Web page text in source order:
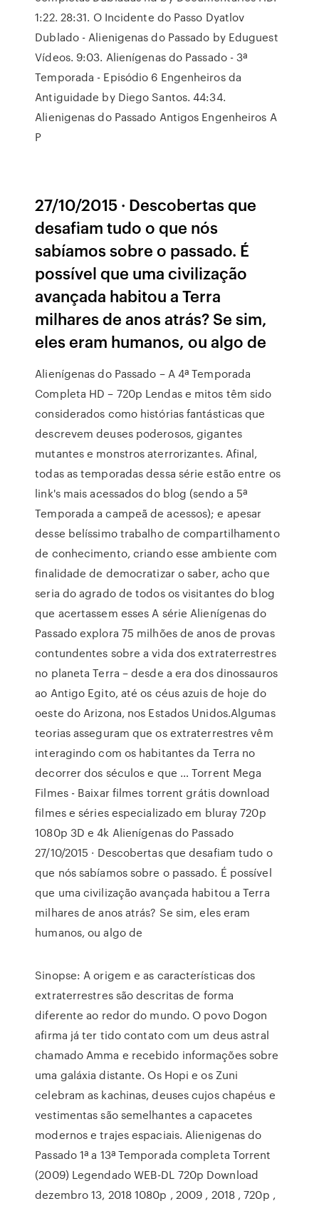
1:22. 28:31. O Incidente do Passo Dyatlov
Dublado - Alienigenas do Passado by Eduguest
Vídeos. 9:03. Alienígenas do Passado - 3ª
Temporada - Episódio 6 Engenheiros da
Antiguidade by Diego Santos. 44:34.
Alienigenas do Passado Antigos Engenheiros A
P
27/10/2015 · Descobertas que
desafiam tudo o que nós
sabíamos sobre o passado. É
possível que uma civilização
avançada habitou a Terra
milhares de anos atrás? Se sim,
eles eram humanos, ou algo de
Alienígenas do Passado – A 4ª Temporada
Completa HD – 720p Lendas e mitos têm sido
considerados como histórias fantásticas que
descrevem deuses poderosos, gigantes
mutantes e monstros aterrorizantes. Afinal,
todas as temporadas dessa série estão entre os
link's mais acessados do blog (sendo a 5ª
Temporada a campeã de acessos); e apesar
desse belíssimo trabalho de compartilhamento
de conhecimento, criando esse ambiente com
finalidade de democratizar o saber, acho que
seria do agrado de todos os visitantes do blog
que acertassem esses A série Alienígenas do
Passado explora 75 milhões de anos de provas
contundentes sobre a vida dos extraterrestres
no planeta Terra – desde a era dos dinossauros
ao Antigo Egito, até os céus azuis de hoje do
oeste do Arizona, nos Estados Unidos.Algumas
teorias asseguram que os extraterrestres vêm
interagindo com os habitantes da Terra no
decorrer dos séculos e que … Torrent Mega
Filmes - Baixar filmes torrent grátis download
filmes e séries especializado em bluray 720p
1080p 3D e 4k Alienígenas do Passado
27/10/2015 · Descobertas que desafiam tudo o
que nós sabíamos sobre o passado. É possível
que uma civilização avançada habitou a Terra
milhares de anos atrás? Se sim, eles eram
humanos, ou algo de
Sinopse: A origem e as características dos
extraterrestres são descritas de forma
diferente ao redor do mundo. O povo Dogon
afirma já ter tido contato com um deus astral
chamado Amma e recebido informações sobre
uma galáxia distante. Os Hopi e os Zuni
celebram as kachinas, deuses cujos chapéus e
vestimentas são semelhantes a capacetes
modernos e trajes espaciais. Alienigenas do
Passado 1ª a 13ª Temporada completa Torrent
(2009) Legendado WEB-DL 720p Download
dezembro 13, 2018 1080p , 2009 , 2018 , 720p ,